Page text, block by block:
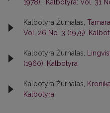
1978)
Kalbotyra: Vol. 31
Kalbotyra Žurnalas,
Vol. 26 No. 3 (1975):
Kalbotyra Žurnalas,
(1960): Kalbotyra
Kalbotyra Žurnalas, Kronika
Kalbotyra